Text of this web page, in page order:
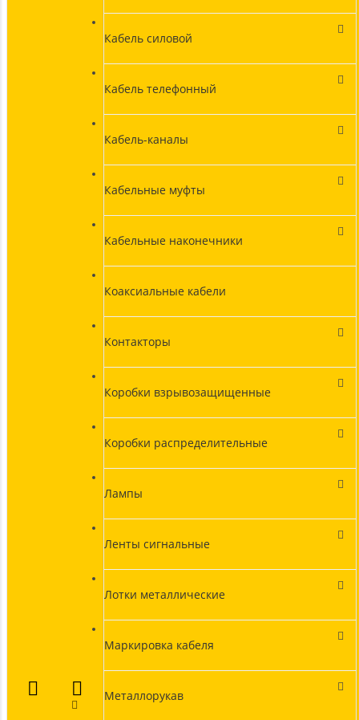
Кабель силовой
Кабель телефонный
Кабель-каналы
Кабельные муфты
Кабельные наконечники
Коаксиальные кабели
Контакторы
Коробки взрывозащищенные
Коробки распределительные
Лампы
Ленты сигнальные
Лотки металлические
Маркировка кабеля
Металлорукав